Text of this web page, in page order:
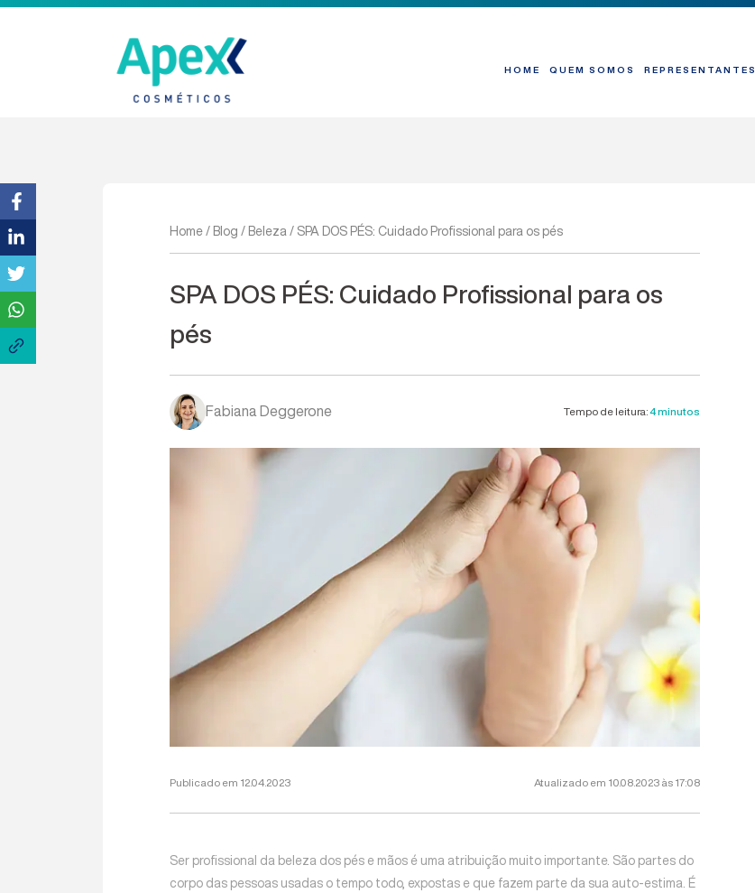
HOME QUEM SOMOS REPRESENTANTES
Home/ Blog / Beleza/ SPA DOS PÉS: Cuidado Profissional para os pés
SPA DOS PÉS: Cuidado Profissional para os
pés
Fabiana Deggerone Tempo de leitura:4 minutos
Publicado em 12.04.2023 Atualizado em 10.08.2023 às 17:08
Ser profissional da beleza dos pés e mãos é uma atribuição muito importante. São partes do
corpo das pessoas usadas o tempo todo, expostas e que fazem parte da sua auto-estima. É